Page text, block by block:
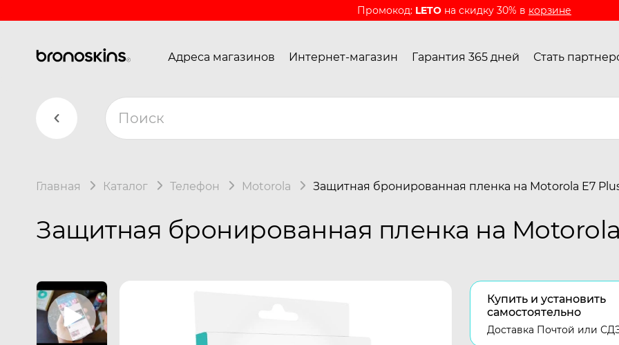
Промокод: LETO на скидку 30% в корзине
Адреса магазинов Интернет-магазин Гарантия 365 дней Стать
Главная Каталог Телефон Motorola Защитная бронированная пленка на Motorola E7
Защитная бронированная пленка на
Купить и установить
самостоятельно
Доставка Почтой или